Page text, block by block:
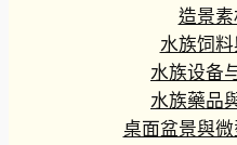
造景
水族饲
水族设备
水族藥品
桌面盆景與